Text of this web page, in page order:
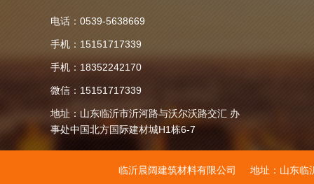
电话： 0539-5638669
手机： 15151717339
手机： 18352242170
微信： 15151717339
地址： 山东临沂市沂河路与沃尔沃路交汇 办
事处中国北方国际建材城H1栋6-7
临沂晨阔建筑材料有限公司 地址：山东临